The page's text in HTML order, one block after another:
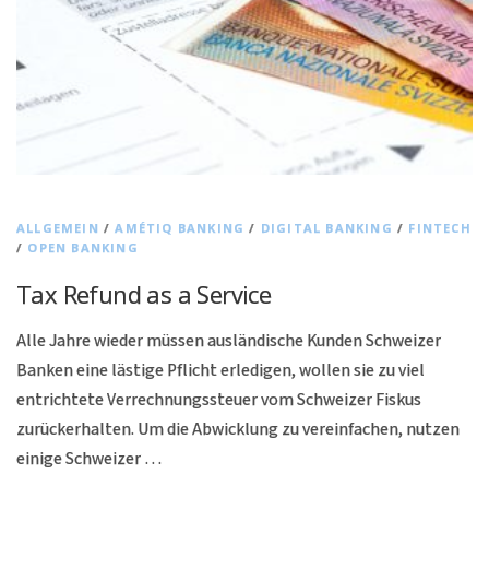
ALLGEMEIN /AMÉTIQ BANKING / DIGITAL BANKING / FINTECH
/ OPEN BANKING
Tax Refund as a Service
Alle Jahre wieder müssen ausländische Kunden Schweizer
Banken eine lästige Pflicht erledigen, wollen sie zu viel
entrichtete Verrechnungssteuer vom Schweizer Fiskus
zurückerhalten. Um die Abwicklung zu vereinfachen, nutzen
einige Schweizer …